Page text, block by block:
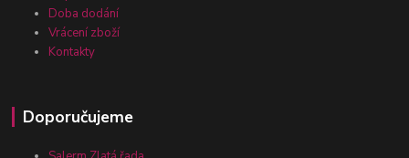
Doba dodání
Vrácení zboží
Kontakty
Doporučujeme